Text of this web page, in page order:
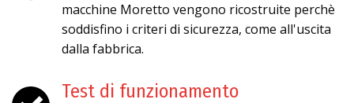
macchine Moretto vengono ricostruite perchè
soddisfino i criteri di sicurezza, come all'uscita
dalla fabbrica.
Test di funzionamento